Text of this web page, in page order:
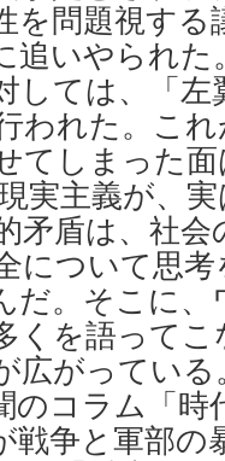
を問題視す
追いやられ
しては、「左
われた。こ
てしまった
主義が、実
矛盾は、社
について思
んだ。そこ
くを語って
広がってい
のコラム「時
戦争と軍部